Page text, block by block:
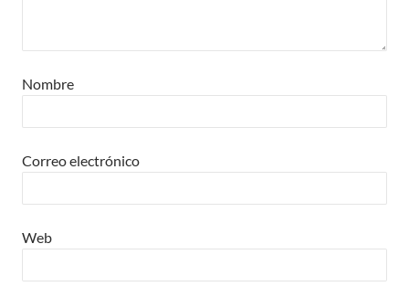
Nombre
Correo electrónico
Web